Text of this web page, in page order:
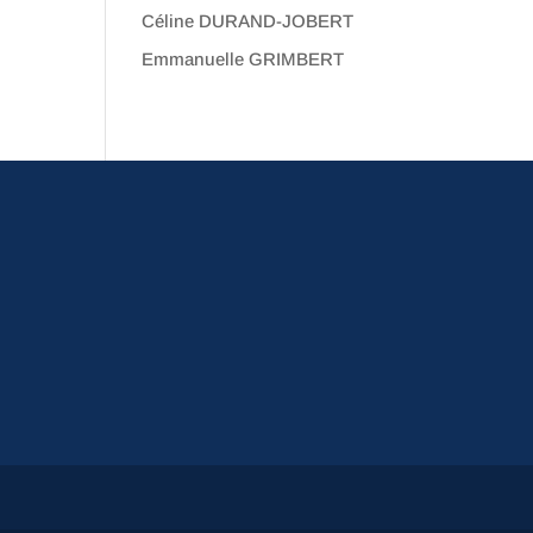
Céline DURAND-JOBERT
Emmanuelle GRIMBERT